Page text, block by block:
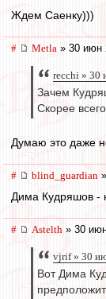
Ждем Саенку)))
# Metla » 30 июн
recchi » 30
Зачем
Скорее
Думаю это даже
# blind_guardian
Дима Кудряшов -
# Astelth » 30
vjrif » 30
Вот Дима